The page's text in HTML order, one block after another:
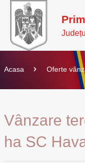
Acasa Oferte
Vânzare
ha SC